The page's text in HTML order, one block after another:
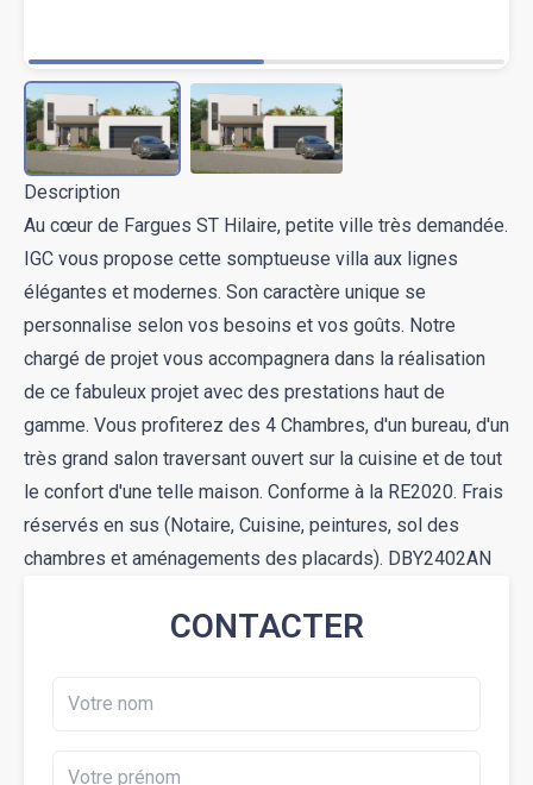
Description
Au cœur de Fargues ST Hilaire, petite ville très demandée.
IGC vous propose cette somptueuse villa aux lignes
élégantes et modernes. Son caractère unique se
personnalise selon vos besoins et vos goûts. Notre
chargé de projet vous accompagnera dans la réalisation
de ce fabuleux projet avec des prestations haut de
gamme. Vous profiterez des 4 Chambres, d'un bureau, d'un
très grand salon traversant ouvert sur la cuisine et de tout
le confort d'une telle maison. Conforme à la RE2020. Frais
réservés en sus (Notaire, Cuisine, peintures, sol des
chambres et aménagements des placards). DBY2402AN
CONTACTER